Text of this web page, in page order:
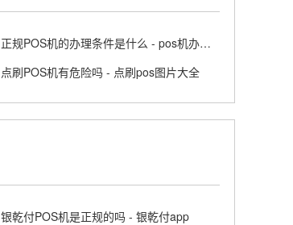
正规POS机的办理条件是什么 - pos机办理的正规渠道
点刷POS机有危险吗 - 点刷pos图片大全
银乾付POS机是正规的吗 - 银乾付app